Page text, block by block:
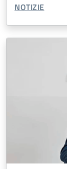
TIPO
NOTIZIE